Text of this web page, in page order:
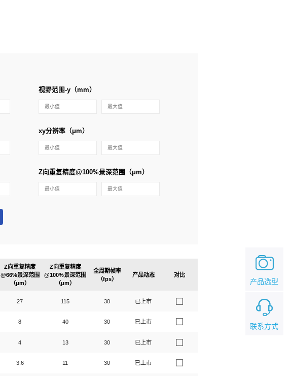
视野范围-y（mm）
xy分辨率（μm）
Z向重复精度@100%景深范围（μm）
Z向重复精度
@66%景深范围
（μm）
Z向重复精度
@100%景深范围
（μm）
全周期帧率
（fps）
产品动态 对比
27 115 30 已上市
8 40 30 已上市
4 13 30 已上市
3.6 11 30 已上市
联系方式
产品选型